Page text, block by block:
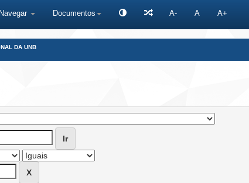
Navegar Documentos A- A A+
DA UNB